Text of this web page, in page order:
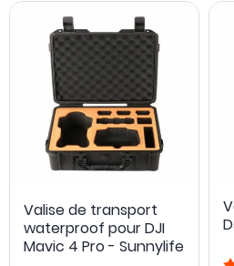
Valise de transport
waterproof pour DJI
Mavic 4 Pro - Sunnylife